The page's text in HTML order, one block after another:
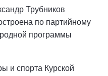
Трубников
по партийному
программы
и спорта Курской